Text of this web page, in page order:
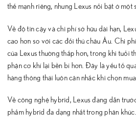
thế mạnh riêng, nhưng Lexus nổi bật ở một
Về độ tin cậy và chi phí sở hữu dài hạn,
cao hơn so với các đối thủ châu Âu. Chi
của Lexus thường thấp hơn, trong khi tuổi
phận cơ khí lại bền bỉ hơn. Đây là yếu tố
hàng thông thái luôn cân nhắc khi chọn mua
Về công nghệ hybrid, Lexus đang dẫn
phẩm hybrid đa dạng nhất trong phân